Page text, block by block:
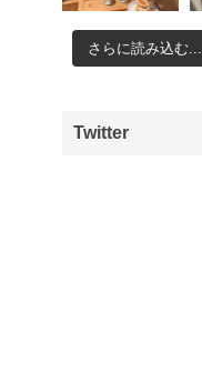
さらに読み込む...
Twitter